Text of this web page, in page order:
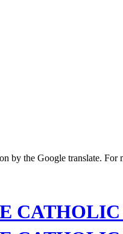
by the Google translate. For